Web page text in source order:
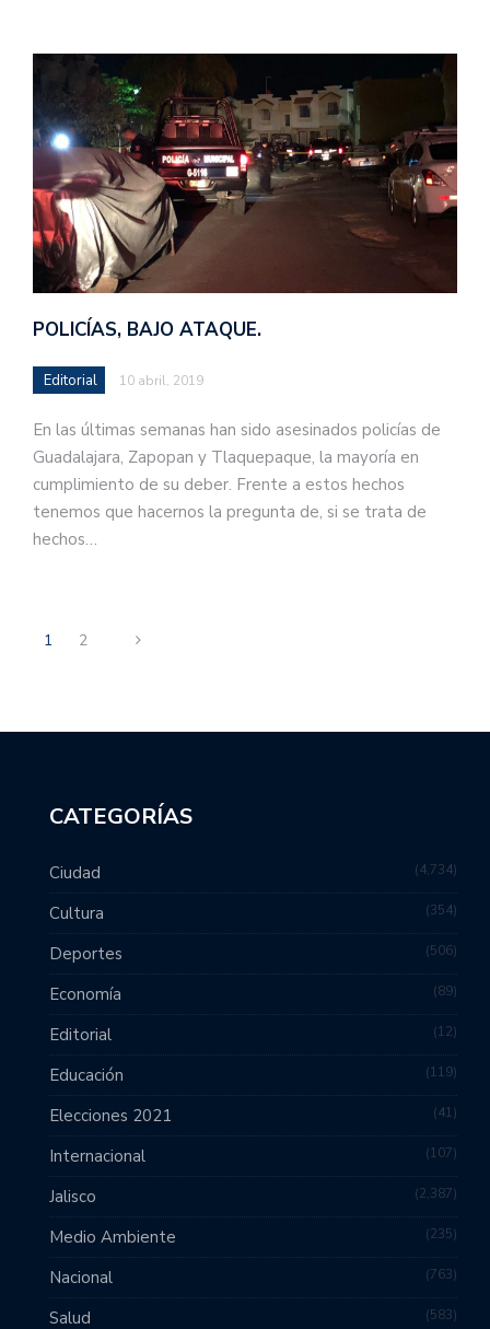
POLICÍAS, BAJO ATAQUE.
Editorial 10 abril, 2019
En las últimas semanas han sido asesinados policías de
Guadalajara, Zapopan y Tlaquepaque, la mayoría en
cumplimiento de su deber. Frente a estos hechos
tenemos que hacernos la pregunta de, si se trata de
hechos…
1 2
CATEGORÍAS
Ciudad 4,734
Cultura 354
Deportes 506
Economía 89
Editorial 12
Educación 119
Elecciones 2021 41
Internacional 107
Jalisco 2,387
Medio Ambiente 235
Nacional 763
Salud 583